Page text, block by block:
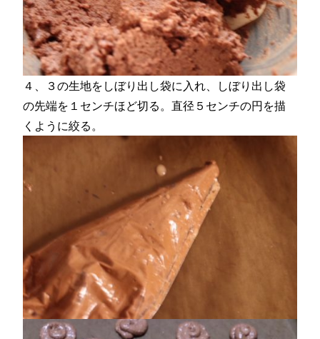
４、３の生地をしぼり出し袋に入れ、しぼり出し袋
の先端を１センチほど切る。直径５センチの円を描
くように絞る。